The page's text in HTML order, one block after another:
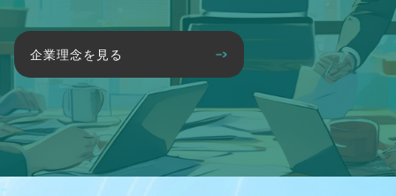
企業理念を見る